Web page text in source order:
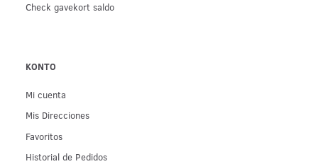
Check gavekort saldo
KONTO
Mi cuenta
Mis Direcciones
Favoritos
Historial de Pedidos